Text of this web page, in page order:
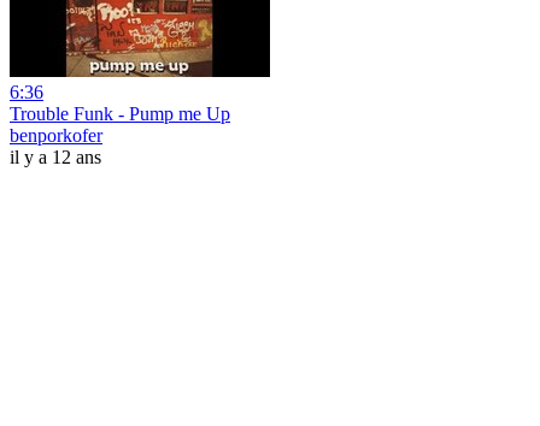
6:36
Trouble Funk - Pump me Up
benporkofer
il y a 12 ans